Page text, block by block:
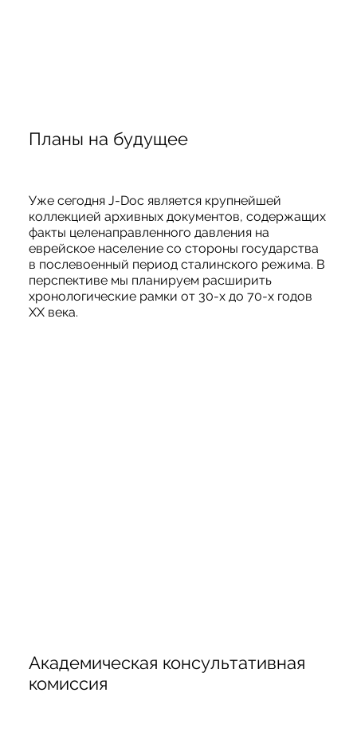
Академическая консультативная
комиссия
Планы на будущее
Уже сегодня J-Doc является крупнейшей
коллекцией архивных документов, содержащих
факты целенаправленного давления на
еврейское население со стороны государства
в послевоенный период сталинского режима. В
перспективе мы планируем расширить
хронологические рамки от 30-х до 70-х годов
XX века.